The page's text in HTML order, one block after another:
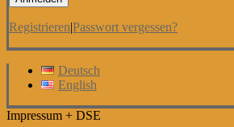
Registrieren|Passwort vergessen?
Deutsch
English
Impressum + DSE